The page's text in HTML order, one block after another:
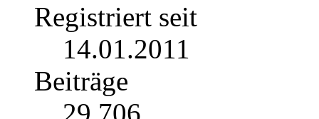
Registriert seit
14.01.2011
Beiträge